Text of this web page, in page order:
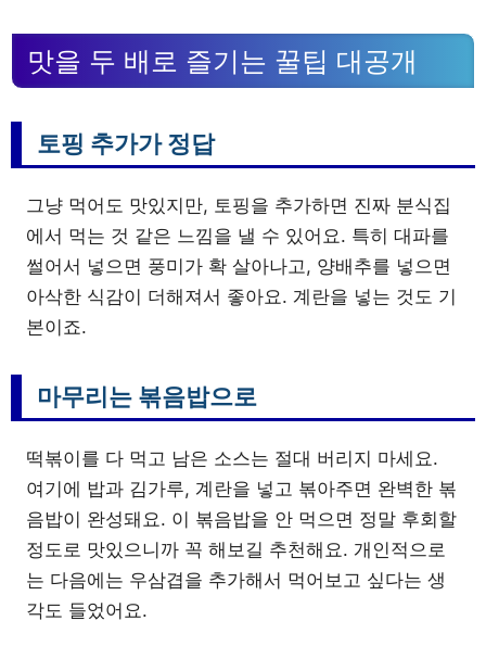
맛을 두 배로 즐기는 꿀팁 대공개
토핑 추가가 정답
그냥 먹어도 맛있지만, 토핑을 추가하면 진짜 분식집
에서 먹는 것 같은 느낌을 낼 수 있어요. 특히 대파를
썰어서 넣으면 풍미가 확 살아나고, 양배추를 넣으면
아삭한 식감이 더해져서 좋아요. 계란을 넣는 것도 기
본이죠.
마무리는 볶음밥으로
떡볶이를 다 먹고 남은 소스는 절대 버리지 마세요.
여기에 밥과 김가루, 계란을 넣고 볶아주면 완벽한 볶
음밥이 완성돼요. 이 볶음밥을 안 먹으면 정말 후회할
정도로 맛있으니까 꼭 해보길 추천해요. 개인적으로
는 다음에는 우삼겹을 추가해서 먹어보고 싶다는 생
각도 들었어요.